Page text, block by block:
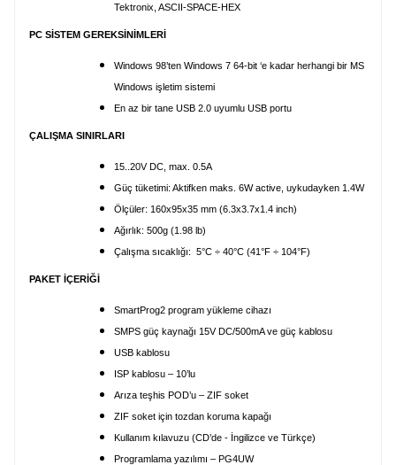
Tektronix, ASCII-SPACE-HEX
PC SİSTEM GEREKSİNİMLERİ
Windows 98’ten Windows 7 64-bit ‘e kadar herhangi bir MS
Windows işletim sistemi
En az bir tane USB 2.0 uyumlu USB portu
ÇALIŞMA SINIRLARI
15..20V DC, max. 0.5A
Güç tüketimi: Aktifken maks. 6W active, uykudayken 1.4W
Ölçüler: 160x95x35 mm (6.3x3.7x1.4 inch)
Ağırlık: 500g (1.98 lb)
Çalışma sıcaklığı: 5°C ÷ 40°C (41°F ÷ 104°F)
PAKET İÇERİĞİ
SmartProg2 program yükleme cihazı
SMPS güç kaynağı 15V DC/500mA ve güç kablosu
USB kablosu
ISP kablosu – 10’lu
Arıza teşhis POD’u – ZIF soket
ZIF soket için tozdan koruma kapağı
Kullanım kılavuzu (CD’de - İngilizce ve Türkçe)
Programlama yazılımı – PG4UW